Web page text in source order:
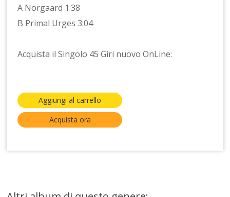
A Norgaard 1:38
B Primal Urges 3:04
Acquista il Singolo 45 Giri nuovo OnLine:
Aggiungi al carrello
Acquista ora